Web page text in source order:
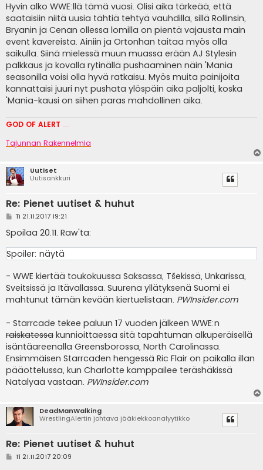
Hyvin alko WWE:llä tämä vuosi. Olisi aika tärkeää, että
saataisiin niitä uusia tähtiä tehtyä vauhdilla, sillä Rollinsin,
Bryanin ja Cenan ollessa lomilla on pientä vajausta main
event kavereista. Ainiin ja Ortonhan taitaa myös olla
saikulla. Siinä mielessä muun muassa erään AJ Stylesin
palkkaus ja kovalla rytinällä pushaaminen näin 'Mania
seasonilla voisi olla hyvä ratkaisu. Myös muita painijoita
kannattaisi juuri nyt pushata ylöspäin aika paljolti, koska
'Mania-kausi on siihen paras mahdollinen aika.
GOD OF ALERT
Tajunnan Rakennelmia
Uutiset
Uutisankkuri
Re: Pienet uutiset & huhut
V
e
s
t
i
Ti 21.11.2017 19:21
Spoilaa 20.11. Raw'ta:
Spoiler: näytä
- WWE kiertää toukokuussa Saksassa, Tšekissä, Unkarissa,
Sveitsissä ja Itävallassa. Suurena yllätyksenä Suomi ei
mahtunut tämän kevään kiertuelistaan. PWInsider.com
- Starrcade tekee paluun 17 vuoden jälkeen WWE:n
raiskatessa kunnioittaessa sitä tapahtuman alkuperäisellä
isäntäareenalla Greensborossa, North Carolinassa.
Ensimmäisen Starrcaden hengessä Ric Flair on paikalla illan
pääottelussa, kun Charlotte kamppailee teräshäkissä
Natalyaa vastaan. PWInsider.com
DeadManWalking
WrestlingAlertin johtava jääkiekkoanalyytikko
Re: Pienet uutiset & huhut
VTi 21.11.2017 20:09